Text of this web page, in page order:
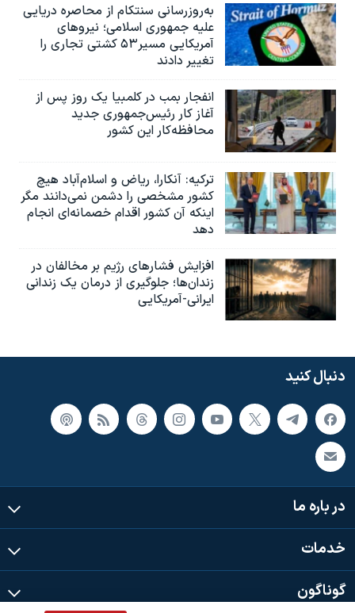
به‌روزرسانی سنتکام از محاصره دریایی
علیه جمهوری اسلامی؛ نیروهای
آمریکایی مسیر۵۳ کشتی تجاری را
تغییر دادند
انفجار بمب‌‌ در کلمبیا یک روز پس از
آغاز کار رئیس‌جمهوری جدید
محافظه‌کار این کشور
ترکیه: آنکارا، ریاض و اسلام‌آباد هیچ
کشور مشخصی را دشمن نمی‌دانند مگر
اینکه آن کشور اقدام خصمانه‌ای انجام
دهد
افزایش فشارهای رژیم بر مخالفان در
زندان‌ها؛ جلوگیری از درمان یک زندانی
ایرانی-آمریکایی
دنبال کنید
در باره ما
خدمات
گوناگون